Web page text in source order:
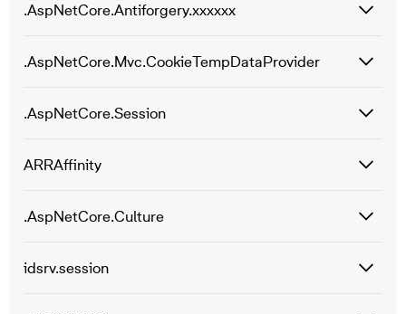
.AspNetCore.Antiforgery.xxxxxx
.AspNetCore.Mvc.CookieTempDataProvider
.AspNetCore.Session
ARRAffinity
.AspNetCore.Culture
idsrv.session